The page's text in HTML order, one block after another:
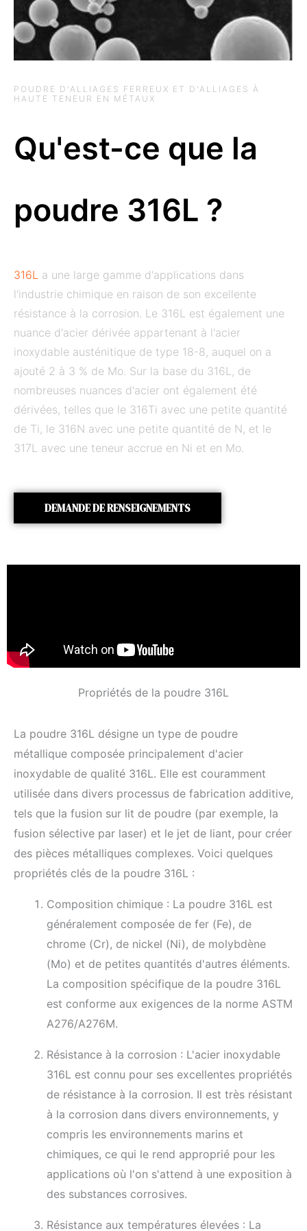
POUDRE D'ALLIAGES FERREUX ET D'ALLIAGES À
HAUTE TENEUR EN MÉTAUX
Qu'est-ce que la
poudre 316L ?
316L a une large gamme d'applications dans
l'industrie chimique en raison de son excellente
résistance à la corrosion. Le 316L est également une
nuance d'acier dérivée appartenant à l'acier
inoxydable austénitique de type 18-8, auquel on a
ajouté 2 à 3 % de Mo. Sur la base du 316L, de
nombreuses nuances d'acier ont également été
dérivées, telles que le 316Ti avec une petite quantité
de Ti, le 316N avec une petite quantité de N, et le
317L avec une teneur accrue en Ni et en Mo.
DEMANDE DE RENSEIGNEMENTS
Propriétés de la poudre 316L
La poudre 316L désigne un type de poudre
métallique composée principalement d'acier
inoxydable de qualité 316L. Elle est couramment
utilisée dans divers processus de fabrication additive,
tels que la fusion sur lit de poudre (par exemple, la
fusion sélective par laser) et le jet de liant, pour créer
des pièces métalliques complexes. Voici quelques
propriétés clés de la poudre 316L :
Composition chimique : La poudre 316L est
généralement composée de fer (Fe), de
chrome (Cr), de nickel (Ni), de molybdène
(Mo) et de petites quantités d'autres éléments.
La composition spécifique de la poudre 316L
est conforme aux exigences de la norme ASTM
A276/A276M.
Résistance à la corrosion : L'acier inoxydable
316L est connu pour ses excellentes propriétés
de résistance à la corrosion. Il est très résistant
à la corrosion dans divers environnements, y
compris les environnements marins et
chimiques, ce qui le rend approprié pour les
applications où l'on s'attend à une exposition à
des substances corrosives.
Résistance aux températures élevées : La